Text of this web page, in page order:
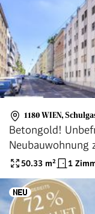
1180 WIEN,
Betongold!
Neubauwohnung
3% Rendite!
50.33 m² 1